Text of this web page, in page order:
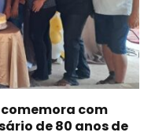
com
de 80 anos de